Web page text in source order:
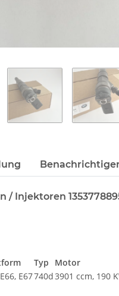
Injektoren
Typ
Motor
E67740d3901 ccm, 190